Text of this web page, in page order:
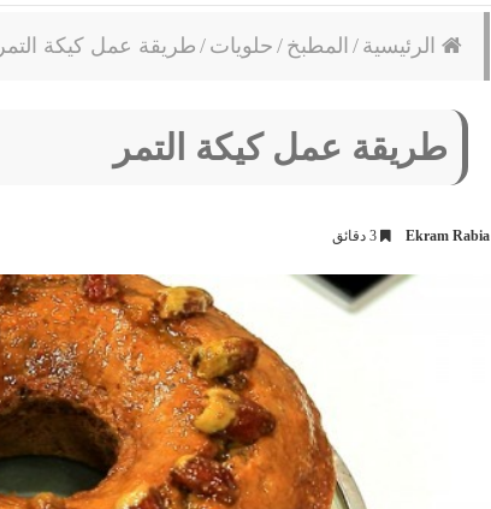
الرئيسية / المطبخ / حلويات / طريقة عمل كيكة التمر
طريقة عمل كيكة التمر
Ekram Rabia